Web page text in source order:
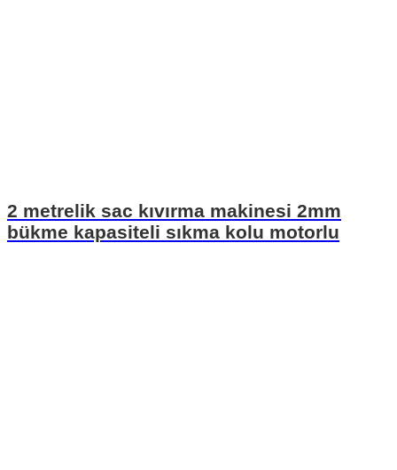
2 metrelik sac kıvırma makinesi 2mm
bükme kapasiteli sıkma kolu motorlu